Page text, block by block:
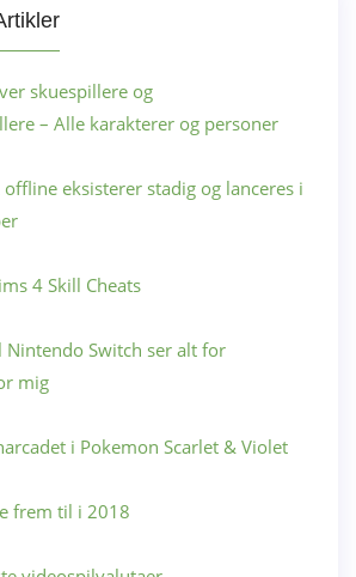
skuespillere og
– Alle karakterer og personer
eksisterer stadig og lanceres i
4 Skill Cheats
Switch ser alt for
mig
i Pokemon Scarlet & Violet
frem til i 2018